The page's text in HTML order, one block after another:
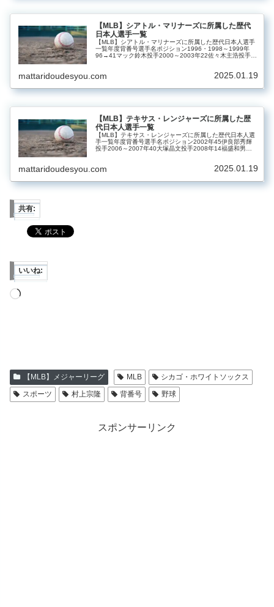
【MLB】シアトル・マリナーズに所属した歴代
日本人選手一覧
【MLB】シアトル・マリナーズに所属した歴代日本人選手
一覧年度背番号選手名ポジション1996・1998～1999年
96→41マック鈴木投手2000～2003年22佐々木主浩投手
mattaridoudesyou.com 2025.01.19
【MLB】テキサス・レンジャーズに所属した歴
代日本人選手一覧
【MLB】テキサス・レンジャーズに所属した歴代日本人選
手一覧年度背番号選手名ポジション2002年45伊良部秀輝
投手2006～2007年40大塚晶文投手2008年14福盛和男投
mattaridoudesyou.com 2025.01.19
共有:
いいね:
読
【MLB】メジャーリーグ MLB
シカゴ・ホワイトソックス
スポーツ
村上宗隆 背番号 野球
スポンサーリンク